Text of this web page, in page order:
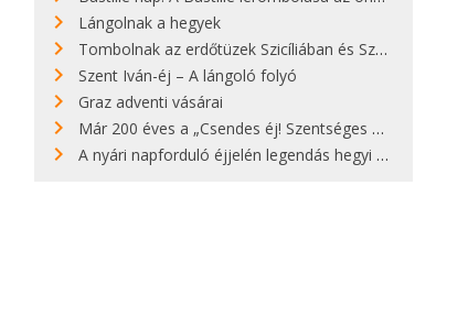
Lángolnak a hegyek
Tombolnak az erdőtüzek Szicíliában és Szardínián
Szent Iván-éj – A lángoló folyó
Graz adventi vásárai
Már 200 éves a „Csendes éj! Szentséges éj!”
A nyári napforduló éjjelén legendás hegyi tüzek világítják meg Zugspitzét